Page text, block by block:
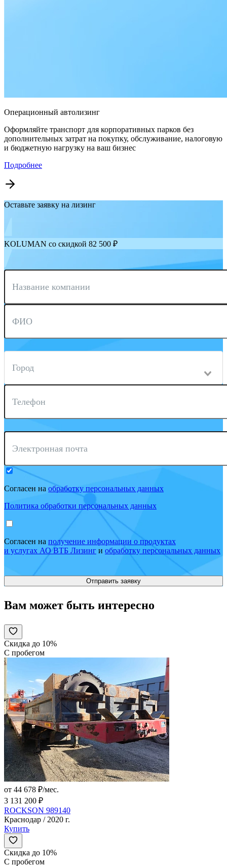
Операционный автолизинг
Оформляйте транспорт для корпоративных парков без
дополнительных затрат на покупку, обслуживание, налоговую
и бюджетную нагрузку на ваш бизнес
Подробнее
Оставьте заявку на лизинг
KOLUMAN со скидкой 82 500 ₽
Название компании
ФИО
Город
Телефон
Электронная почта
Согласен на обработку персональных данных
Политика обработки персональных данных
Согласен на получение информации о продуктах
и услугах АО ВТБ Лизинг и обработку персональных данных
Вам может быть интересно
Скидка до 10%
С пробегом
от 44 678 ₽/мес.
3 131 200 ₽
ROCKSON 989140
Краснодар / 2020 г.
Купить
Скидка до 10%
С пробегом